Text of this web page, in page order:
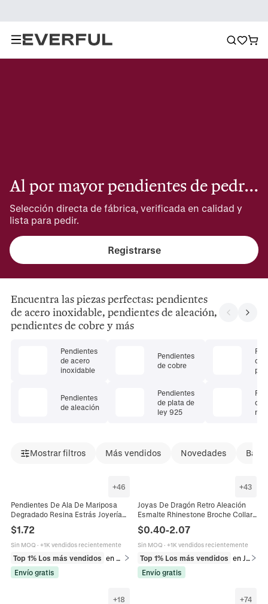
Al por mayor pendientes de pedrería
Selección directa de fábrica, verificada en calidad y
lista para pedir.
Registrarse
Encuentra las piezas perfectas: pendientes
de acero inoxidable, pendientes de aleación,
pendientes de cobre y más
Pendientes
de acero
inoxidable
Pendientes
de aleación
Pendientes
de cobre
Pendientes
de plata de
ley 925
de
de
Mostrar filtros Más vendidos Novedades
+46
Pendientes De Ala De Mariposa
Degradado Resina Estrás Joyería
Con Poste De Oreja De Plata De
Ley 925
$1.72
Sin MOQ · +1K vendidos recientemente
Top 1% Los más vendidos
en Pendientes
Envío gratis
+43
Joyas De Dragón Retro Aleación
Esmalte Rhinestone Broche Collar
Pendientes Anillo Estilo Gótico
Punk Accesorio
$0.40-2.07
Sin MOQ · +1K vendidos recientemente
Top 1% Los más vendidos
en Juegos de joyería
Envío gratis
+18 +74